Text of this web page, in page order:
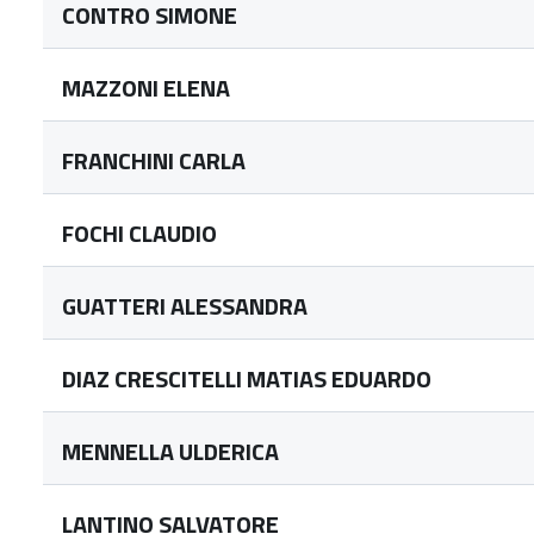
CONTRO SIMONE
MAZZONI ELENA
FRANCHINI CARLA
FOCHI CLAUDIO
GUATTERI ALESSANDRA
DIAZ CRESCITELLI MATIAS EDUARDO
MENNELLA ULDERICA
LANTINO SALVATORE